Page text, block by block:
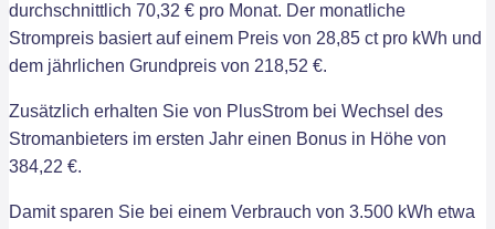
durchschnittlich 70,32 € pro Monat. Der monatliche
Strompreis basiert auf einem Preis von 28,85 ct pro kWh und
dem jährlichen Grundpreis von 218,52 €.
Zusätzlich erhalten Sie von PlusStrom bei Wechsel des
Stromanbieters im ersten Jahr einen Bonus in Höhe von
384,22 €.
Damit sparen Sie bei einem Verbrauch von 3.500 kWh etwa